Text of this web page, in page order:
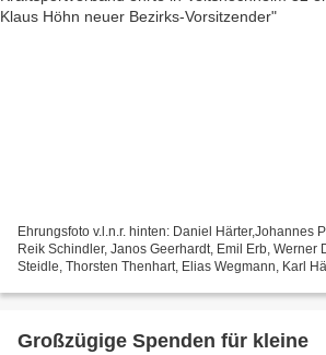
Ehrungsfoto v.l.n.r. hinten: Daniel Härter,Johannes
Reik Schindler, Janos Geerhardt, Emil Erb, Werner
Steidle, Thorsten Thenhart, Elias Wegmann, Karl
Großzügige Spenden für kleine